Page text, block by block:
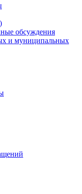
обсуждения
и муниципальных